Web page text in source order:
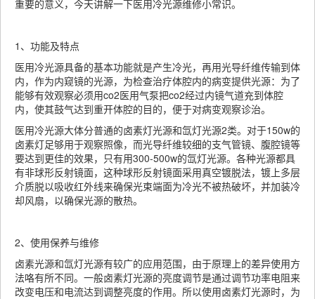
重要的意义，今天讲解一下医用冷光源维修小常识。
1、功能及特点
医用冷光源具备的基本功能就是产生冷光，再用光导纤维传输到体
内，作为内窥镜的光源，为检查治疗体腔内的病变提供光源：为了
能够有效观察必须用co2医用气泵把co2经过内镜气道充到体腔
内，使其鼓气达到重开体腔的目的，便于对病变观察诊治。
医用冷光源大体分普通的卤素灯光源和氙灯光源2类。对于150w的
卤素灯足够用于观察照像，而光导纤维较细的支气管镜、腹腔镜等
要达到更佳的效果，只有用300-500w的氙灯光源。各种光源都具
有非球形反射镜面，这种球形反射镜面采用真空镀脱法，镀上多层
介质脱以吸收红外线来确保光束端面为冷光不被热破坏，并加装冷
却风扇，以确保光源的散热。
2、使用保养与维修
卤素光源和氙灯光源有较广的应用范围，由于原理上的差异使用方
法咯有所不同。一般卤素灯光源的亮度调节是通过调节功率电阻来
改变电压和电流达到调整亮度的作用。所以使用卤素灯光源时，为